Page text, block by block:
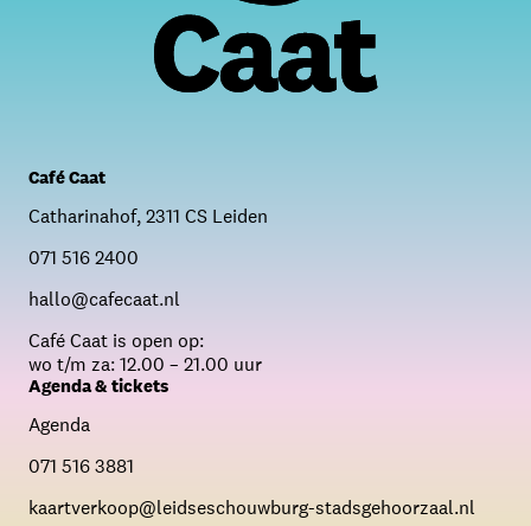
Café Caat
Catharinahof, 2311 CS Leiden
071 516 2400
hallo@cafecaat.nl
Café Caat is open op:
wo t/m za: 12.00 – 21.00 uur
Agenda & tickets
Agenda
071 516 3881
kaartverkoop@leidseschouwburg-stadsgehoorzaal.nl